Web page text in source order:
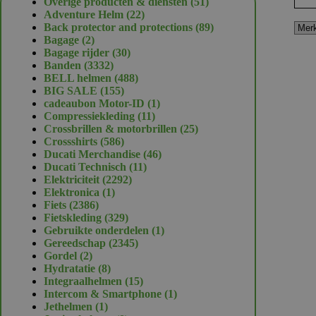
Adventure Helm 2222
producten
Back protector and protections 8989
Bagage 22
producten
Bagage rijder 3030
Banden 33323332
producten
BELL helmen 488488
BIG SALE 155155
producten
cadeaubon Motor-ID 11
Compressiekleding 1111
producten
Crossbrillen & motorbrillen 2525
Crossshirts 586586
producten
Ducati Merchandise 4646
Ducati Technisch 1111
Elektriciteit 22922292
Elektronica 11
Fiets 23862386
producten
Fietskleding 329329
producten
Gebruikte onderdelen 11
Gereedschap 23452345
Gordel 22
producten
Hydratatie 88
producten
Integraalhelmen 1515
producten
Intercom & Smartphone 11
Jethelmen 11